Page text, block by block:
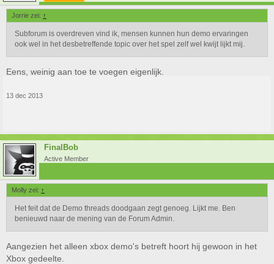
Jorrie zei: ↑
Subforum is overdreven vind ik, mensen kunnen hun demo ervaringen
ook wel in het desbetreffende topic over het spel zelf wel kwijt lijkt mij.
Eens, weinig aan toe te voegen eigenlijk.
13 dec 2013
FinalBob
Active Member
Molly zei: ↑
Het feit dat de Demo threads doodgaan zegt genoeg. Lijkt me. Ben
benieuwd naar de mening van de Forum Admin.
Aangezien het alleen xbox demo's betreft hoort hij gewoon in het
Xbox gedeelte.